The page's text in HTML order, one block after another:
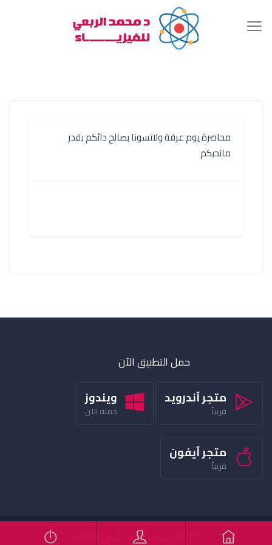
محاضرة يوم عرفة ولاتسونا بصالح دائكم بقدر
مانحبكم
حمل التطبيق الآن
متجر آندرويد
قريباً
ويندوز
حمله الآن
متجر آيفون
قريباً
© أكاديمية د محمد الربعي 2020